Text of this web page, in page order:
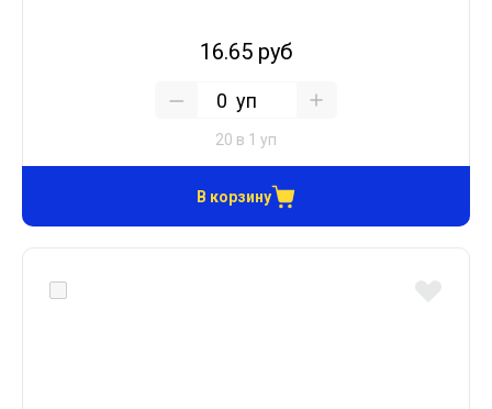
16.65 руб
уп
20 в 1 уп
В корзину